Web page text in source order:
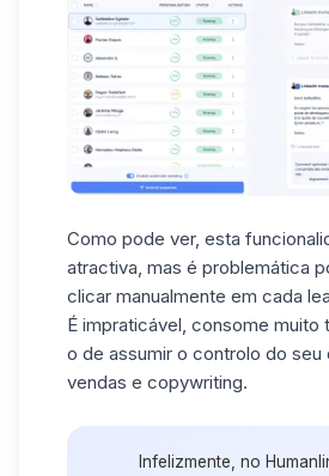
Como pode ver, esta
atractiva, mas é problemática
clicar manualmente em cada
É impraticável, consome
o de assumir o controlo do seu
vendas e copywriting.
Infelizmente, no